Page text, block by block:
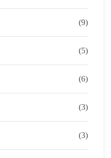
(9)
(5)
(6)
(3)
(3)